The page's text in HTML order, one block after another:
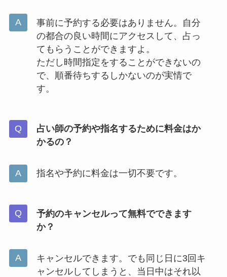
事前に予約する必要はありません。自分
の都合の良い時間にアクセスして、占っ
てもらうことができますよ。
ただし時間指定をすることができないの
で、順番待ちするしかないのが実情で
す。
占い師の予約や指名するために料金はか
かるの？
指名や予約に料金は一切不要です。
予約のキャンセルって無料でできます
か？
キャンセルできます。でも同じ日に3回キ
ャンセルしてしまうと、当日中はそれ以